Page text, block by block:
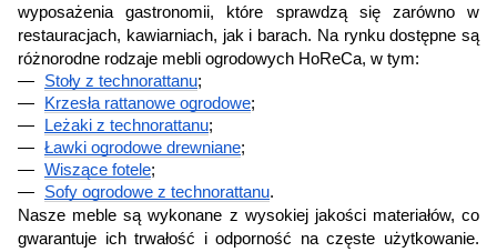
wyposażenia gastronomii, które sprawdzą się zarówno w
restauracjach, kawiarniach, jak i barach. Na rynku dostępne są
różnorodne rodzaje mebli ogrodowych HoReCa, w tym:
Stoły z technorattanu;
Krzesła rattanowe ogrodowe;
Leżaki z technorattanu;
Ławki ogrodowe drewniane;
Wiszące fotele;
Sofy ogrodowe z technorattanu.
Nasze meble są wykonane z wysokiej jakości materiałów, co
gwarantuje ich trwałość i odporność na częste użytkowanie.